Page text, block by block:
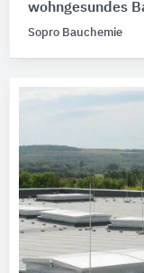
wohngesundes
Sopro Bauchemie